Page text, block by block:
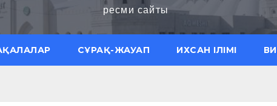
ресми сайты
СҰРАҚ-ЖАУАП ИХСАН ІЛІМІ